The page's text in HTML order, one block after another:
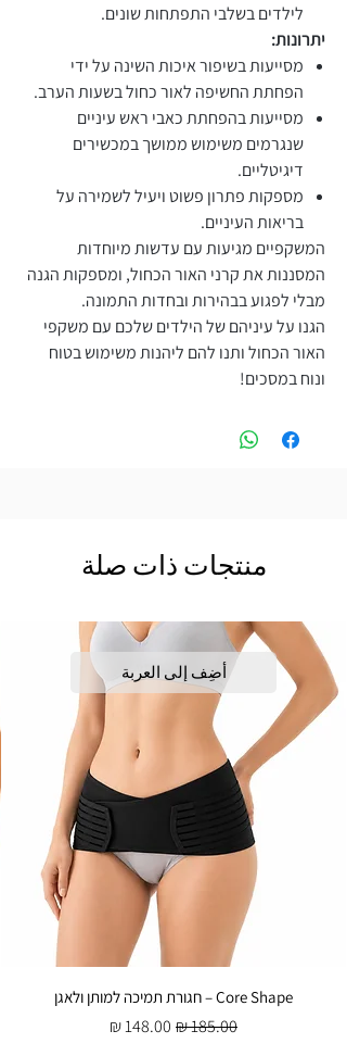
לילדים בשלבי התפתחות שונים.
יתרונות:
מסייעות בשיפור איכות השינה על ידי
הפחתת החשיפה לאור כחול בשעות הערב.
מסייעות בהפחתת כאבי ראש עיניים
שנגרמים משימוש ממושך במכשירים
דיגיטליים.
מספקות פתרון פשוט ויעיל לשמירה על
בריאות העיניים.
המשקפיים מגיעות עם עדשות מיוחדות
המסננות את קרני האור הכחול, ומספקות הגנה
מבלי לפגוע בבהירות ובחדות התמונה.
הגנו על עיניהם של הילדים שלכם עם משקפי
האור הכחול ותנו להם ליהנות משימוש בטוח
ונוח במסכים!
منتجات ذات صلة
أضِف إلى العربة
Core Shape – חגורת תמיכה למותן ולאגן
سعر عاديسعر البيع